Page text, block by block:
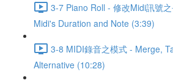
3-7 Piano Roll - 修改Midi訊號
Midi's Duration and Note (3:39)
3-8 MIDI錄音之模式 - Merge,
Alternative (10:28)